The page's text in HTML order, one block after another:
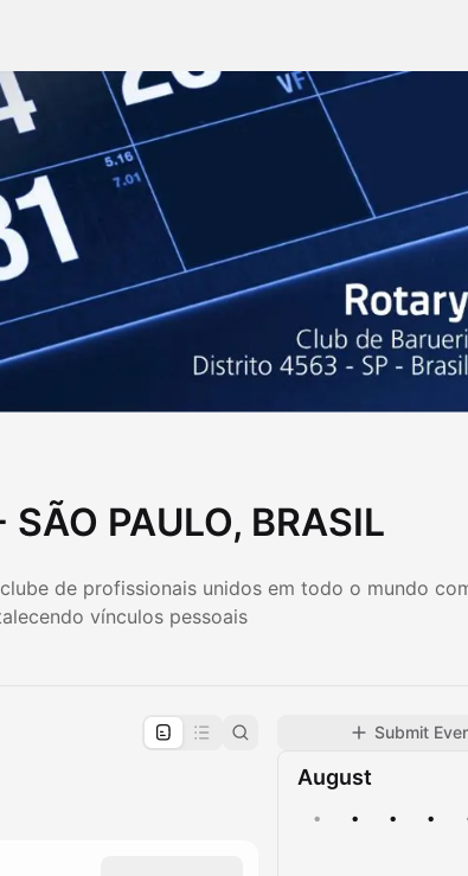
SÃO PAULO, BRASIL
de profissionais unidos em todo o mundo
vínculos pessoais
Submit
August
• • • •